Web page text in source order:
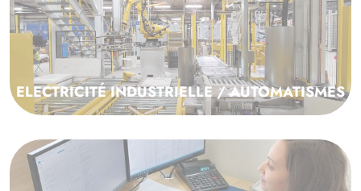
ELECTRICITÉ INDUSTRIELLE / AUTOMATISMES